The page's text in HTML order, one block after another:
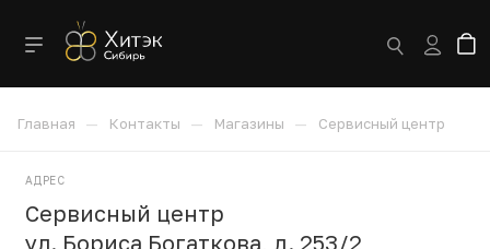
Главная — Контакты — Магазины — Сервисный центр
АДРЕС
Сервисный центр
ул. Бориса Богаткова, д. 253/2